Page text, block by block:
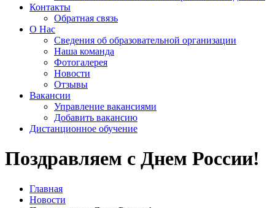
Контакты
Обратная связь
О Нас
Сведения об образовательной организации
Наша команда
Фотогалерея
Новости
Отзывы
Вакансии
Управление вакансиями
Добавить вакансию
Дистанционное обучение
Поздравляем с Днем России!
Главная
Новости